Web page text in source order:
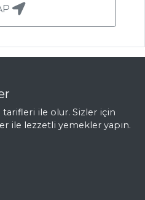
ile olur. Sizler için
ile lezzetli yemekler yapın.